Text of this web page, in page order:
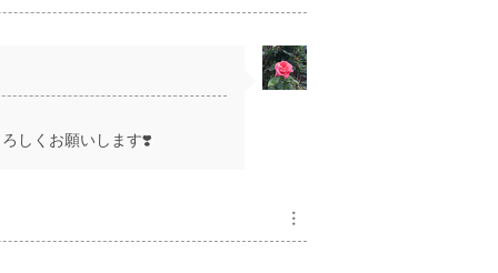
しくお願いします❣️
︙